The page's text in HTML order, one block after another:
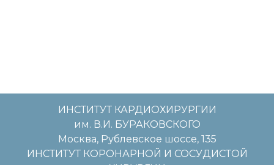
ИНСТИТУТ КАРДИОХИРУРГИИ
им. В.И. БУРАКОВСКОГО
Москва, Рублевское шоссе, 135
ИНСТИТУТ КОРОНАРНОЙ И СОСУДИСТОЙ